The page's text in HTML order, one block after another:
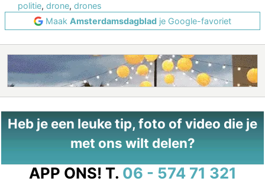
politie, drone, drones
Maak Amsterdamsdagblad je Google-favoriet
Heb je een leuke tip, foto of video die je
met ons wilt delen?
APP ONS! T. 06 - 574 71 321